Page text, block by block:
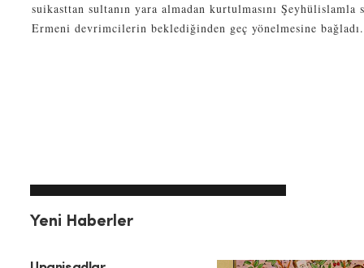
suikasttan sultanın yara almadan kurtulmasını Şeyhülislamla
Ermeni devrimcilerin beklediğinden geç yönelmesine bağladı.
Yeni Haberler